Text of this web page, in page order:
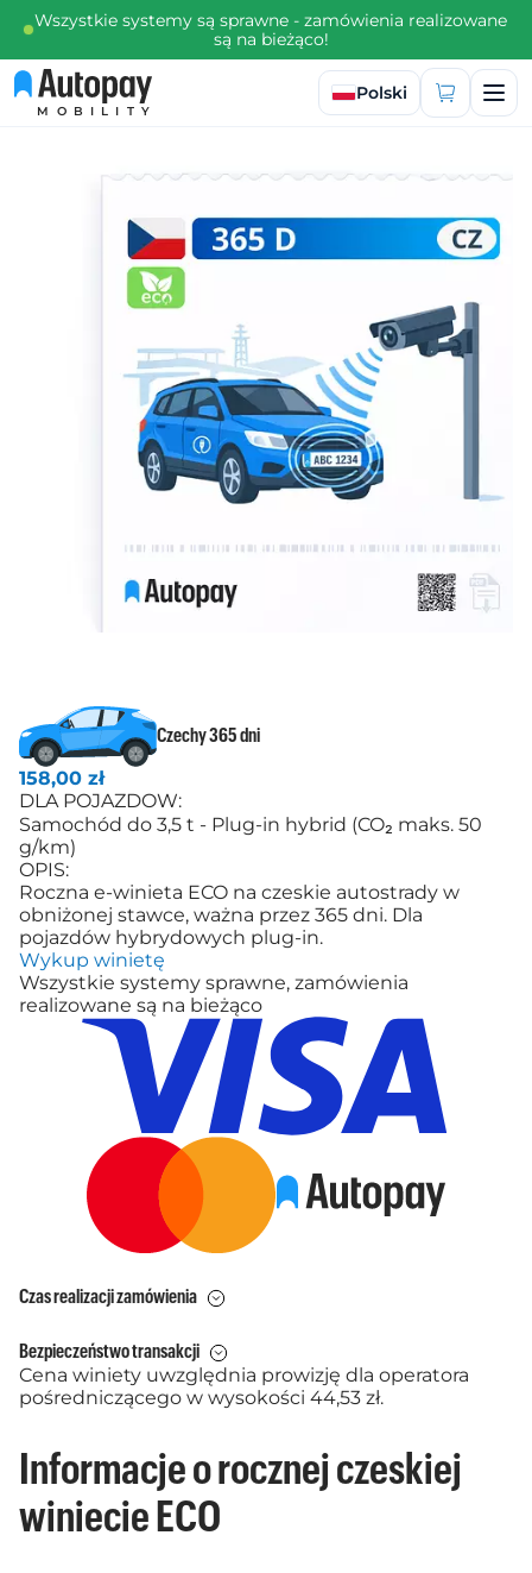
Wszystkie systemy są sprawne - zamówienia realizowane
są na bieżąco!
MOBILITY
Wybierz język
Polski
Czechy 365 dni
158,00 zł
DLA POJAZDOW:
Samochód do 3,5 t - Plug-in hybrid (CO₂ maks. 50
g/km)
OPIS:
Roczna e-winieta ECO na czeskie autostrady w
obniżonej stawce, ważna przez 365 dni. Dla
pojazdów hybrydowych plug-in.
Wykup winietę
Wszystkie systemy sprawne, zamówienia
realizowane są na bieżąco
Czas realizacji zamówienia
Bezpieczeństwo transakcji
Cena winiety uwzględnia prowizję dla operatora
pośredniczącego w wysokości 44,53 zł.
Informacje o rocznej czeskiej
winiecie ECO